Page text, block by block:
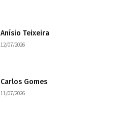
Anísio Teixeira
12/07/2026
Carlos Gomes
11/07/2026